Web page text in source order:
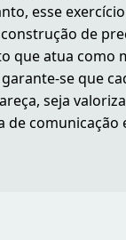
esse
de
que atua como
se que
seja
de comunicação